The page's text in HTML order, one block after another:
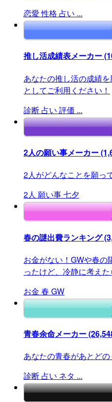
恋愛 性格 占い ...
推し活成績表メーカー
あなたの推し活の成績
としてご利用ください！
診断 占い 評価 ...
2人の願い事メーカー
2人がどんなことを願っ
2人 願い事七夕
春の謎出費ランキング
お金がない！GWや春の
ったけど、冷静に考えた
お金 春 GW
青春余命メーカー
あなたの青春があとど
診断 占い ネタ ...